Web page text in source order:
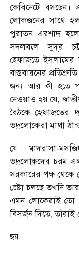
কেবিনেটে
লোকজনের সাথে
পুরাতন এরশাদ
সদলবলে সুদূর
হেফাজতে
বাস্তবায়নের
জন্য আর কী হতে
নেওয়াও হয় যে, জাতীয়
বৈঠকে হেফাজতের
ভদ্রলোকেরা মাথা
যে মাদরাসা-
ভদ্রলোকদের চরম
সরকারের পক্ষ থেকে
চেষ্টা চলছে তখনি
এমন লোকেরাই তো
বিসর্জন দিতে,
ছয়.